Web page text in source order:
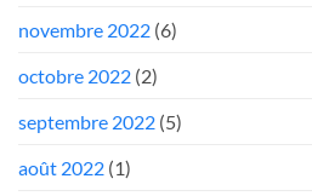
novembre 2022 (6)
octobre 2022 (2)
septembre 2022 (5)
août 2022 (1)